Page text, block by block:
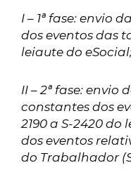
I – 1ª fase: envio
dos eventos das
leiaute do
II – 2ª fase: envio
constantes dos
2190 a S-2420 do
dos eventos
do Trabalhador